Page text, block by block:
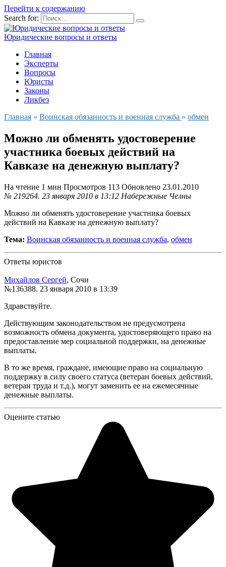
Перейти к содержанию
Search for:
Юридические вопросы и ответы
Главная
Эксперты
Вопросы
Юристы
Законы
Ликбез
Главная » Воинская обязанность и военная служба » обмен
Можно ли обменять удостоверение
участника боевых действий на
Кавказе на денежную выплату?
На чтение 1 мин Просмотров 113 Обновлено 23.01.2010
№ 219264. 23 января 2010 в 13:12 Набережные Челны
Можно ли обменять удостоверение участника боевых
действий на Кавказе на денежную выплату?
Тема: Воинская обязанность и военная служба, обмен
Ответы юристов
Михайлов Сергей, Сочи
№136388. 23 января 2010 в 13:39
Здравствуйте.
Действующим законодательством не предусмотрена
возможность обмена документа, удостоверяющего право на
предоставление мер социальной поддержки, на денежные
выплаты.
В то же время, граждане, имеющие право на социальную
поддержку в силу своего статуса (ветеран боевых действий,
ветеран труда и т.д.), могут заменить ее на ежемесячные
денежные выплаты.
Оцените статью